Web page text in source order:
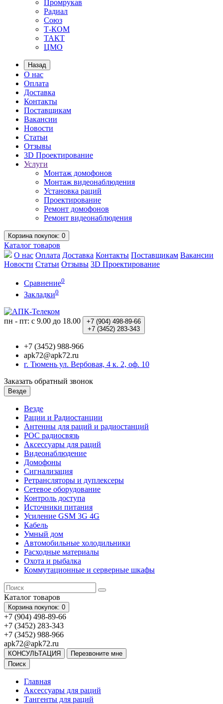
Промрукав
Радиал
Союз
Т-КОМ
ТАКТ
ЦМО
Назад
О нас
Оплата
Доставка
Контакты
Поставщикам
Вакансии
Новости
Статьи
Отзывы
3D Проектирование
Услуги
Монтаж домофонов
Монтаж видеонаблюдения
Установка раций
Проектирование
Ремонт домофонов
Ремонт видеонаблюдения
Корзинапокупок: 0
Каталог товаров
О нас Оплата Доставка Контакты Поставщикам Вакансии
Новости Статьи Отзывы 3D Проектирование
Сравнение0
Закладки0
пн - пт: с 9.00 до 18.00 +7 (904) 498-89-66
+7 (3452) 283-343
+7 (3452) 988-966
apk72@apk72.ru
г. Тюмень ул. Вербовая, 4 к. 2, оф. 10
Заказать обратный звонок
Везде
Везде
Рации и Радиостанции
Антенны для раций и радиостанций
POC радиосвязь
Аксессуары для раций
Видеонаблюдение
Домофоны
Сигнализация
Ретрансляторы и дуплексеры
Сетевое оборудование
Контроль доступа
Источники питания
Усиление GSM 3G 4G
Кабель
Умный дом
Автомобильные холодильники
Расходные материалы
Охота и рыбалка
Коммутационные и серверные шкафы
Каталог товаров
Корзина покупок: 0
+7 (904) 498-89-66
+7 (3452) 283-343
+7 (3452) 988-966
apk72@apk72.ru
КОНСУЛЬТАЦИЯ
Перезвоните мне
Поиск
Главная
Аксессуары для раций
Тангенты для раций